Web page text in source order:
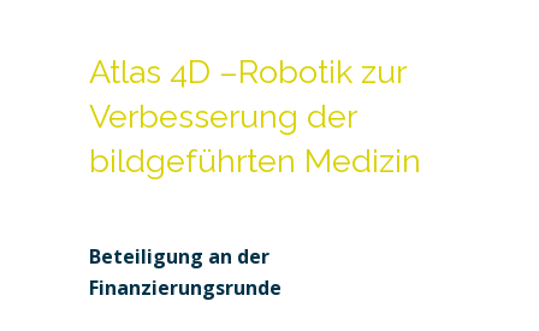
Atlas 4D –Robotik zur
Verbesserung der
bildgeführten Medizin
Beteiligung an der
Finanzierungsrunde